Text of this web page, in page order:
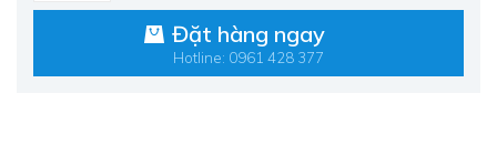
Đặt hàng ngay
Hotline: 0961 428 377